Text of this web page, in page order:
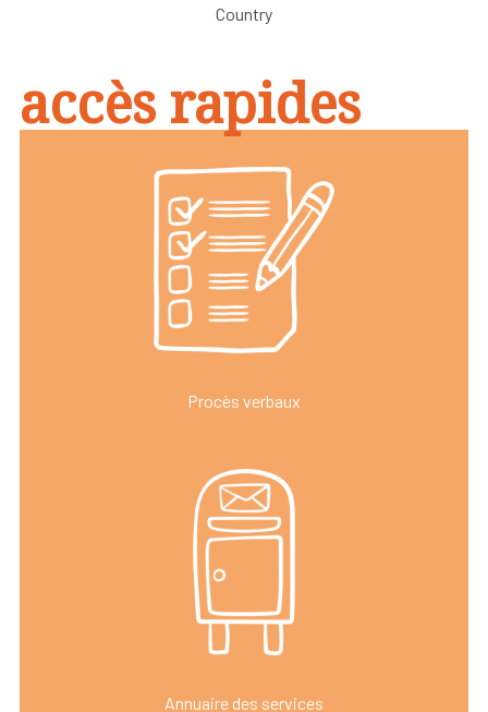
Country
accès rapides
Procès verbaux
Annuaire des services